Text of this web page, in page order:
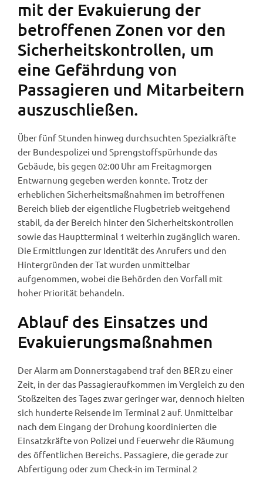
mit der Evakuierung der
betroffenen Zonen vor den
Sicherheitskontrollen, um
eine Gefährdung von
Passagieren und Mitarbeitern
auszuschließen.
Über fünf Stunden hinweg durchsuchten Spezialkräfte
der Bundespolizei und Sprengstoffspürhunde das
Gebäude, bis gegen 02:00 Uhr am Freitagmorgen
Entwarnung gegeben werden konnte. Trotz der
erheblichen Sicherheitsmaßnahmen im betroffenen
Bereich blieb der eigentliche Flugbetrieb weitgehend
stabil, da der Bereich hinter den Sicherheitskontrollen
sowie das Hauptterminal 1 weiterhin zugänglich waren.
Die Ermittlungen zur Identität des Anrufers und den
Hintergründen der Tat wurden unmittelbar
aufgenommen, wobei die Behörden den Vorfall mit
hoher Priorität behandeln.
Ablauf des Einsatzes und
Evakuierungsmaßnahmen
Der Alarm am Donnerstagabend traf den BER zu einer
Zeit, in der das Passagieraufkommen im Vergleich zu den
Stoßzeiten des Tages zwar geringer war, dennoch hielten
sich hunderte Reisende im Terminal 2 auf. Unmittelbar
nach dem Eingang der Drohung koordinierten die
Einsatzkräfte von Polizei und Feuerwehr die Räumung
des öffentlichen Bereichs. Passagiere, die gerade zur
Abfertigung oder zum Check-in im Terminal 2